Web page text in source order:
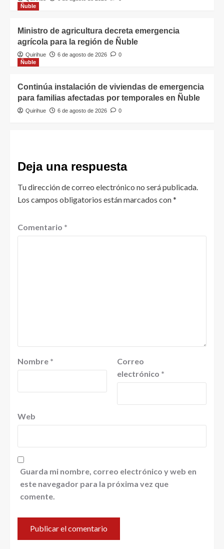
Ñuble
Ministro de agricultura decreta emergencia
agrícola para la región de Ñuble
Quirihue 6 de agosto de 2026
0
Ñuble
Continúa instalación de viviendas de emergencia
para familias afectadas por temporales en Ñuble
Quirihue 6 de agosto de 2026 0
Deja una respuesta
Tu dirección de correo electrónico no será publicada.
Los campos obligatorios están marcados con*
Comentario *
Nombre *
Correo
electrónico *
Web
Guarda mi nombre, correo electrónico y web en
este navegador para la próxima vez que
comente.